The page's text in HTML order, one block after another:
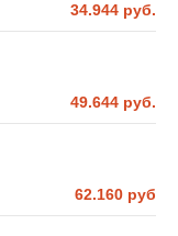
34.944 руб.
49.644 руб.
62.160 руб